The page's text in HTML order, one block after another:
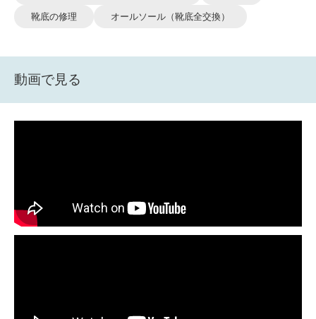
靴底の修理 オールソール（靴底全交換）
動画で見る